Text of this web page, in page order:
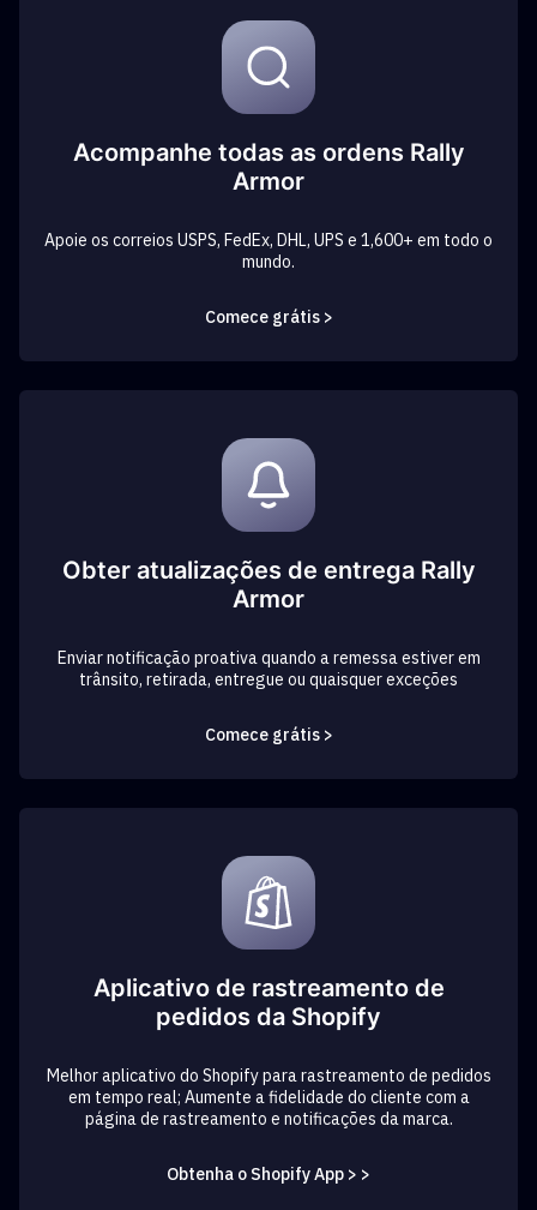
Acompanhe todas as ordens Rally
Armor
Apoie os correios USPS, FedEx, DHL, UPS e 1,600+ em todo o
mundo.
Comece grátis >
Obter atualizações de entrega Rally
Armor
Enviar notificação proativa quando a remessa estiver em
trânsito, retirada, entregue ou quaisquer exceções
Comece grátis >
Aplicativo de rastreamento de
pedidos da Shopify
Melhor aplicativo do Shopify para rastreamento de pedidos
em tempo real; Aumente a fidelidade do cliente com a
página de rastreamento e notificações da marca.
Obtenha o Shopify App > >